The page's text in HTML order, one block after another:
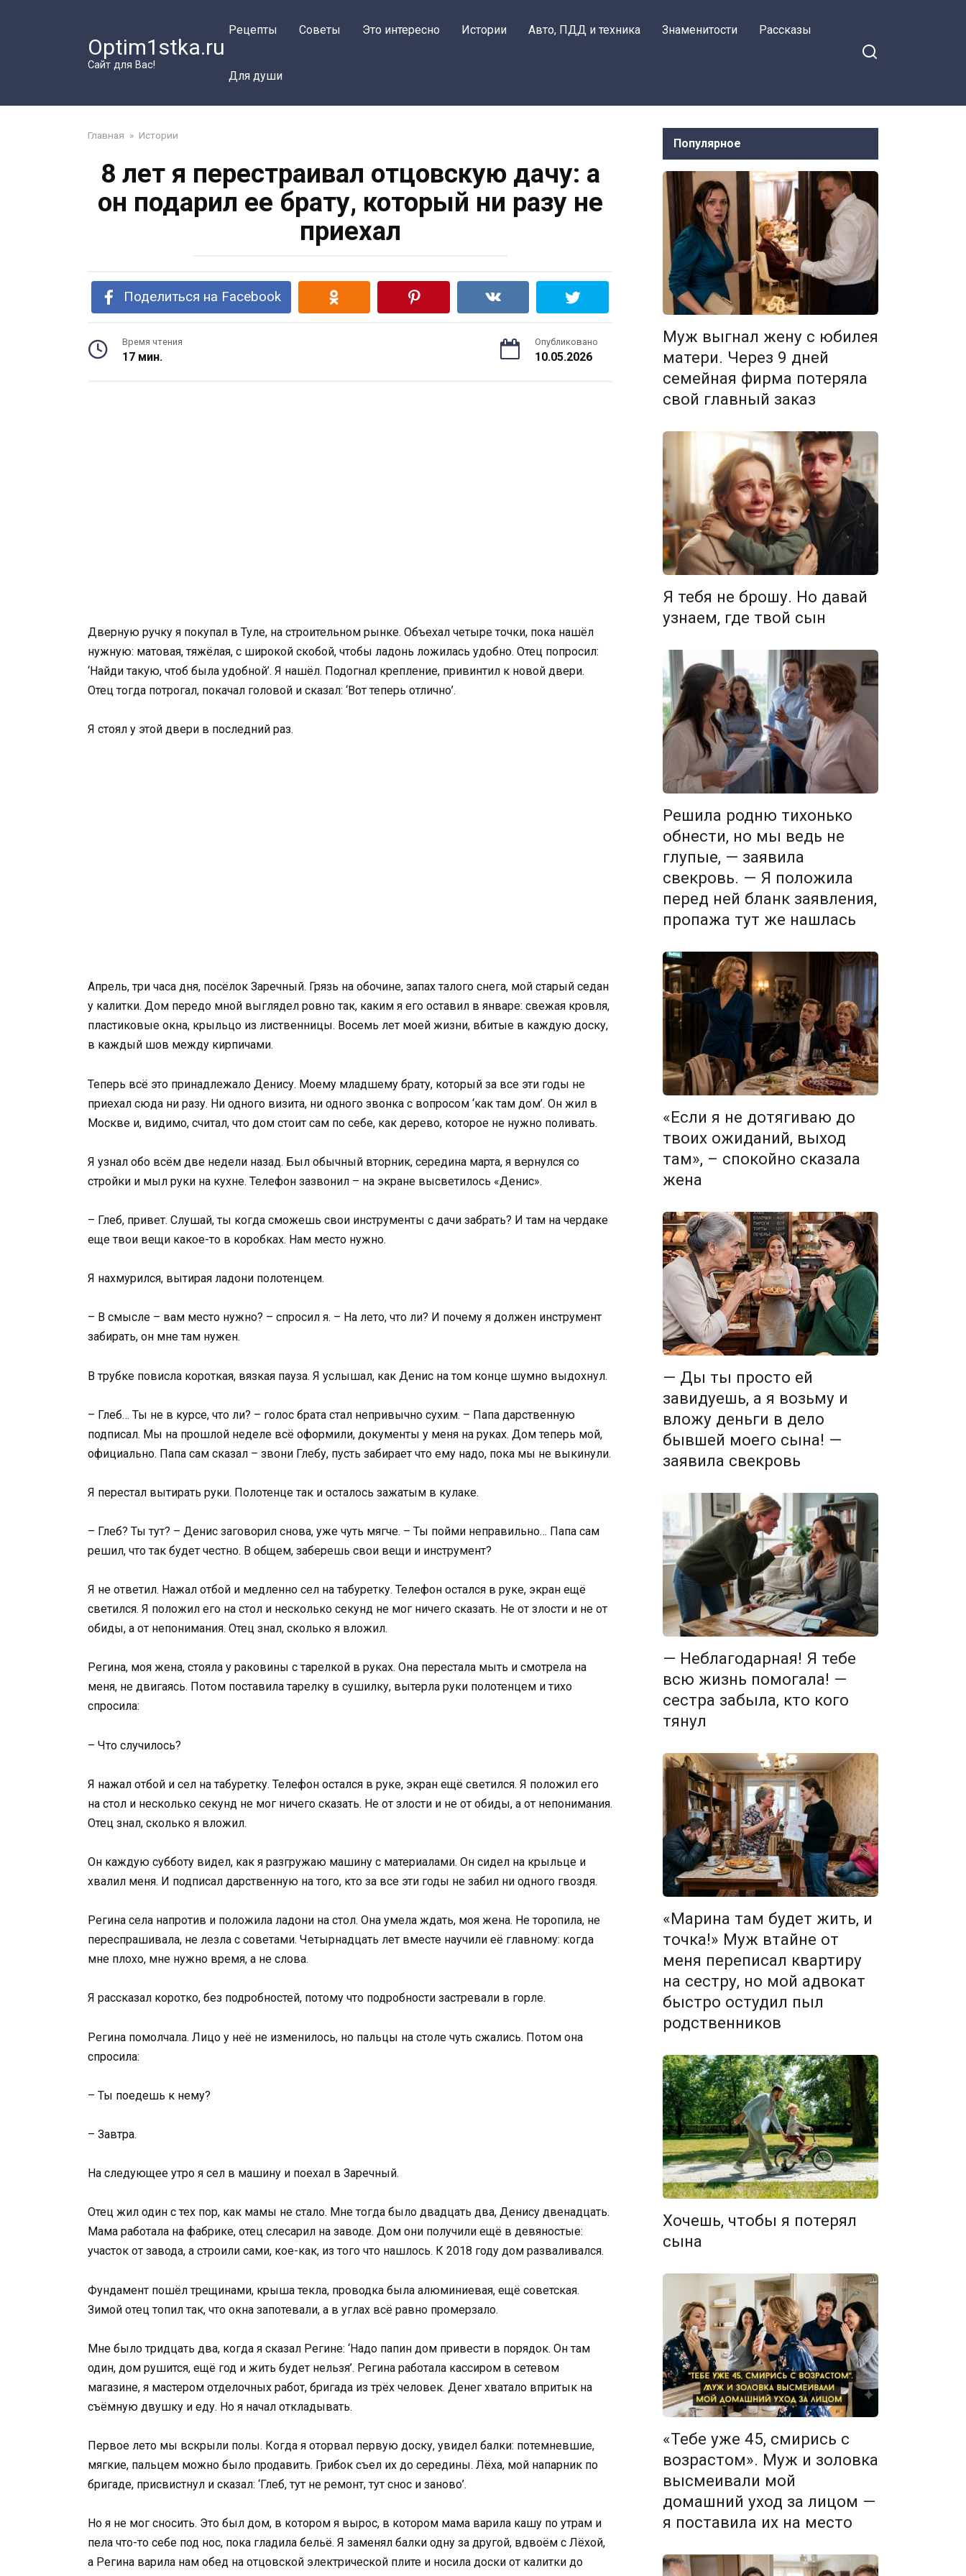
Optim1stka.ru
Сайт для Вас!
Рецепты Советы Это интересно Истории Авто, ПДД и техника Знаменитости Рассказы
Для души
Главная » Истории
8 лет я перестраивал отцовскую дачу: а
он подарил ее брату, который ни разу не
приехал
Поделиться на Facebook
Время чтения
17 мин.
Опубликовано
10.05.2026
Дверную ручку я покупал в Туле, на строительном рынке. Объехал четыре точки, пока нашёл
нужную: матовая, тяжёлая, с широкой скобой, чтобы ладонь ложилась удобно. Отец попросил:
‘Найди такую, чтоб была удобной’. Я нашёл. Подогнал крепление, привинтил к новой двери.
Отец тогда потрогал, покачал головой и сказал: ‘Вот теперь отлично’.
Я стоял у этой двери в последний раз.
Апрель, три часа дня, посёлок Заречный. Грязь на обочине, запах талого снега, мой старый седан
у калитки. Дом передо мной выглядел ровно так, каким я его оставил в январе: свежая кровля,
пластиковые окна, крыльцо из лиственницы. Восемь лет моей жизни, вбитые в каждую доску,
в каждый шов между кирпичами.
Теперь всё это принадлежало Денису. Моему младшему брату, который за все эти годы не
приехал сюда ни разу. Ни одного визита, ни одного звонка с вопросом ‘как там дом’. Он жил в
Москве и, видимо, считал, что дом стоит сам по себе, как дерево, которое не нужно поливать.
Я узнал обо всём две недели назад. Был обычный вторник, середина марта, я вернулся со
стройки и мыл руки на кухне. Телефон зазвонил – на экране высветилось «Денис».
– Глеб, привет. Слушай, ты когда сможешь свои инструменты с дачи забрать? И там на чердаке
еще твои вещи какое-то в коробках. Нам место нужно.
Я нахмурился, вытирая ладони полотенцем.
– В смысле – вам место нужно? – спросил я. – На лето, что ли? И почему я должен инструмент
забирать, он мне там нужен.
В трубке повисла короткая, вязкая пауза. Я услышал, как Денис на том конце шумно выдохнул.
– Глеб… Ты не в курсе, что ли? – голос брата стал непривычно сухим. – Папа дарственную
подписал. Мы на прошлой неделе всё оформили, документы у меня на руках. Дом теперь мой,
официально. Папа сам сказал – звони Глебу, пусть забирает что ему надо, пока мы не выкинули.
Я перестал вытирать руки. Полотенце так и осталось зажатым в кулаке.
– Глеб? Ты тут? – Денис заговорил снова, уже чуть мягче. – Ты пойми неправильно… Папа сам
решил, что так будет честно. В общем, заберешь свои вещи и инструмент?
Я не ответил. Нажал отбой и медленно сел на табуретку. Телефон остался в руке, экран ещё
светился. Я положил его на стол и несколько секунд не мог ничего сказать. Не от злости и не от
обиды, а от непонимания. Отец знал, сколько я вложил.
Регина, моя жена, стояла у раковины с тарелкой в руках. Она перестала мыть и смотрела на
меня, не двигаясь. Потом поставила тарелку в сушилку, вытерла руки полотенцем и тихо
спросила:
– Что случилось?
Я нажал отбой и сел на табуретку. Телефон остался в руке, экран ещё светился. Я положил его
на стол и несколько секунд не мог ничего сказать. Не от злости и не от обиды, а от непонимания.
Отец знал, сколько я вложил.
Он каждую субботу видел, как я разгружаю машину с материалами. Он сидел на крыльце и
хвалил меня. И подписал дарственную на того, кто за все эти годы не забил ни одного гвоздя.
Регина села напротив и положила ладони на стол. Она умела ждать, моя жена. Не торопила, не
переспрашивала, не лезла с советами. Четырнадцать лет вместе научили её главному: когда
мне плохо, мне нужно время, а не слова.
Я рассказал коротко, без подробностей, потому что подробности застревали в горле.
Регина помолчала. Лицо у неё не изменилось, но пальцы на столе чуть сжались. Потом она
спросила:
– Ты поедешь к нему?
– Завтра.
На следующее утро я сел в машину и поехал в Заречный.
Отец жил один с тех пор, как мамы не стало. Мне тогда было двадцать два, Денису двенадцать.
Мама работала на фабрике, отец слесарил на заводе. Дом они получили ещё в девяностые:
участок от завода, а строили сами, кое-как, из того что нашлось. К 2018 году дом разваливался.
Фундамент пошёл трещинами, крыша текла, проводка была алюминиевая, ещё советская.
Зимой отец топил так, что окна запотевали, а в углах всё равно промерзало.
Мне было тридцать два, когда я сказал Регине: ‘Надо папин дом привести в порядок. Он там
один, дом рушится, ещё год и жить будет нельзя’. Регина работала кассиром в сетевом
магазине, я мастером отделочных работ, бригада из трёх человек. Денег хватало впритык на
съёмную двушку и еду. Но я начал откладывать.
Первое лето мы вскрыли полы. Когда я оторвал первую доску, увидел балки: потемневшие,
мягкие, пальцем можно было продавить. Грибок съел их до середины. Лёха, мой напарник по
бригаде, присвистнул и сказал: ‘Глеб, тут не ремонт, тут снос и заново’.
Но я не мог сносить. Это был дом, в котором я вырос, в котором мама варила кашу по утрам и
пела что-то себе под нос, пока гладила бельё. Я заменял балки одну за другой, вдвоём с Лёхой,
а Регина варила нам обед на отцовской электрической плите и носила доски от калитки до
Популярное
Муж выгнал жену с юбилея
матери. Через 9 дней
семейная фирма потеряла
свой главный заказ
Я тебя не брошу. Но давай
узнаем, где твой сын
Решила родню тихонько
обнести, но мы ведь не
глупые, — заявила
свекровь. — Я положила
перед ней бланк заявления,
пропажа тут же нашлась
«Если я не дотягиваю до
твоих ожиданий, выход
там», – спокойно сказала
жена
— Ды ты просто ей
завидуешь, а я возьму и
вложу деньги в дело
бывшей моего сына! —
заявила свекровь
— Неблагодарная! Я тебе
всю жизнь помогала! —
сестра забыла, кто кого
тянул
«Марина там будет жить, и
точка!» Муж втайне от
меня переписал квартиру
на сестру, но мой адвокат
быстро остудил пыл
родственников
Хочешь, чтобы я потерял
сына
«Тебе уже 45, смирись с
возрастом». Муж и золовка
высмеивали мой
домашний уход за лицом —
я поставила их на место